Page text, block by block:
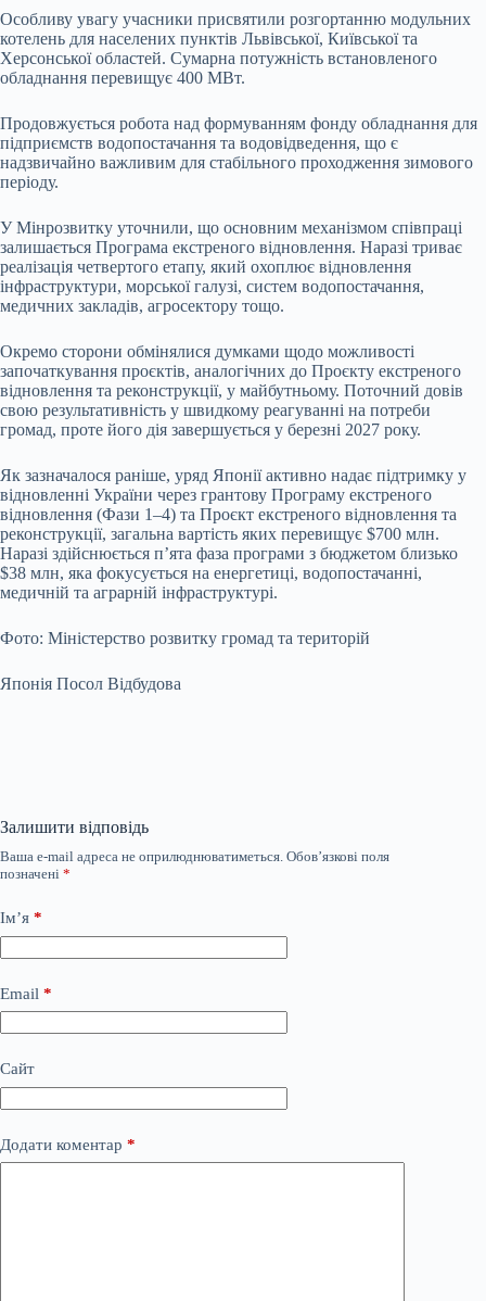
Особливу увагу учасники присвятили розгортанню модульних
котелень для населених пунктів Львівської, Київської та
Херсонської областей. Сумарна потужність встановленого
обладнання перевищує 400 МВт.
Продовжується робота над формуванням фонду обладнання для
підприємств водопостачання та водовідведення, що є
надзвичайно важливим для стабільного проходження зимового
періоду.
У Мінрозвитку уточнили, що основним механізмом співпраці
залишається Програма екстреного відновлення. Наразі триває
реалізація четвертого етапу, який охоплює відновлення
інфраструктури, морської галузі, систем водопостачання,
медичних закладів, агросектору тощо.
Окремо сторони обмінялися думками щодо можливості
започаткування проєктів, аналогічних до Проєкту екстреного
відновлення та реконструкції, у майбутньому. Поточний довів
свою результативність у швидкому реагуванні на потреби
громад, проте його дія завершується у березні 2027 року.
Як зазначалося раніше, уряд Японії активно надає підтримку у
відновленні України через грантову Програму екстреного
відновлення (Фази 1–4) та Проєкт екстреного відновлення та
реконструкції, загальна вартість яких перевищує $700 млн.
Наразі здійснюється п’ята фаза програми з бюджетом близько
$38 млн, яка фокусується на енергетиці, водопостачанні,
медичній та аграрній інфраструктурі.
Фото: Міністерство розвитку громад та територій
Японія Посол Відбудова
Залишити відповідь
Ваша e-mail адреса не оприлюднюватиметься. Обов’язкові поля
позначені *
Ім’я *
Email *
Сайт
Додати коментар *